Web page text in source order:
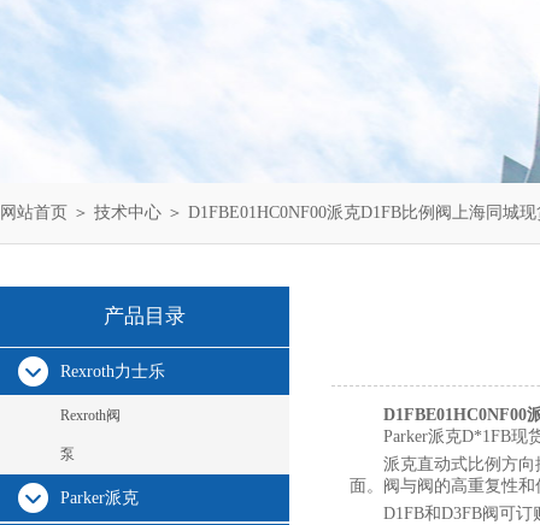
网站首页 ＞ 技术中心 ＞ D1FBE01HC0NF00派克D1FB比例阀上海同城现
产品目录
Rexroth力士乐
Rexroth阀
泵
Parker派克
D1FBE01HC0NF00
Parker派克D*1FB现
派克直动式比例方向
面。阀与阀的高重复性
D1FB和D3FB阀可